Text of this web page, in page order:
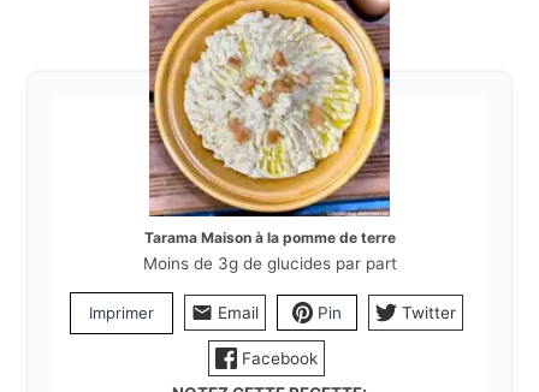
Tarama Maison à la pomme de terre
Moins de 3g de glucides par part
Imprimer Email Pin Twitter
Facebook